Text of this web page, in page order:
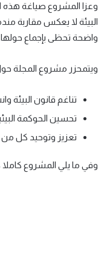
وعزا المشروع صياغة هذه
البيئة لا يعكس مقاربة
واضحة تحظى بإجماع حولها.
ويتمحزر مشروع المجلة حول 3 أهداف رئيسية
تناغم قانون البيئة
تحسين الحوكمة
تعزيز وتوحيد كل من
وفي ما يلي المشروع كاملا